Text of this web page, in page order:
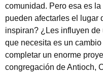
comunidad. Pero esa es
pueden afectarles el lugar
inspiran? ¿Les influyen
que necesita es un
completar un enorme
congregación de Antioch,